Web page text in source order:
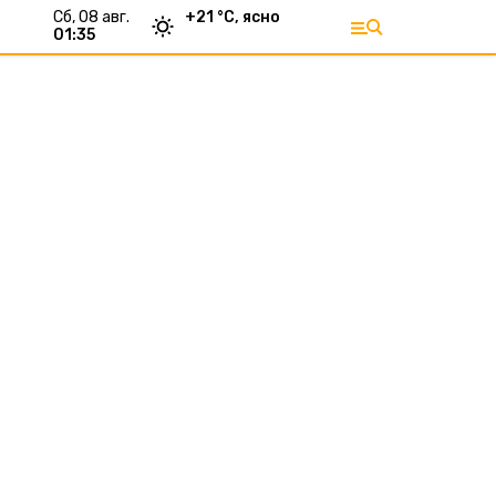
сб, 08 авг.
01:35
+21 °С, ясно